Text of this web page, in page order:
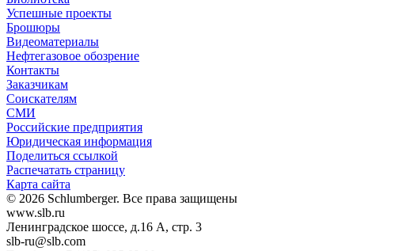
Успешные проекты
Брошюры
Видеоматериалы
Нефтегазовое обозрение
Контакты
Заказчикам
Соискателям
СМИ
Российские предприятия
Юридическая информация
Поделиться ссылкой
Распечатать страницу
Карта сайта
© 2026 Schlumberger. Все права защищены
www.slb.ru
Ленинградское шоссе, д.16 А, стр. 3
slb-ru@slb.com